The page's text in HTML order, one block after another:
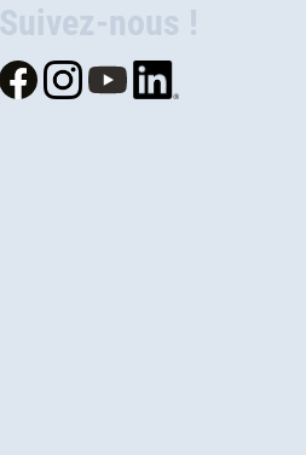
Suivez-nous !